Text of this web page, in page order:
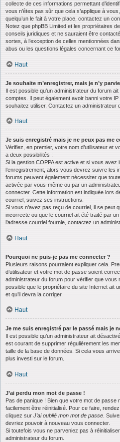
collecte de ces informations permettant
vous n’êtes pas sûr que cela s’applique à
quelqu’un le fait à votre place, contactez un
Notez que phpBB Limited et les propriétaires
conseils juridiques et ne sauraient être
sortes, à l’exception de celles mentionnées
abus ou les questions légales concernant ce
Haut
Je souhaite m’enregistrer, mais je n’y
Il est possible qu’un administrateur du forum
comptes. Il peut également avoir banni votre IP
souhaitez utiliser. Contactez un administrateur
Haut
Je suis enregistré mais je ne peux pas me
Vérifiez, en premier, votre nom d’utilisateur et
a deux possibilités :
Si la gestion COPPA est active et si vous
l’enregistrement, alors vous devrez suivre les
forums peuvent également nécessiter que
activée par vous-même ou par un
connecter. Cette information est indiquée lors
courriel, suivez ses instructions.
Si vous n’avez pas reçu de courriel, il se peut
incorrecte ou que le courriel ait été traité par
l’adresse courriel fournie, contactez un
Haut
Pourquoi ne puis-je pas me connecter ?
Plusieurs raisons pourraient expliquer cela.
d’utilisateur et votre mot de passe soient
administrateur du forum pour vérifier que vous
possible que le propriétaire du site Internet ait
et qu’il devra la corriger.
Haut
Je me suis enregistré par le passé mais je
Il est possible qu’un administrateur ait
est courant de supprimer régulièrement les
taille de la base de données. Si cela vous
plus investi sur le forum.
Haut
J’ai perdu mon mot de passe !
Pas de panique ! Bien que votre mot de passe
facilement être réinitialisé. Pour ce faire,
cliquez sur J’ai oublié mon mot de passe .
devriez pouvoir à nouveau vous connecter.
Si toutefois vous ne parveniez pas à
administrateur du forum.